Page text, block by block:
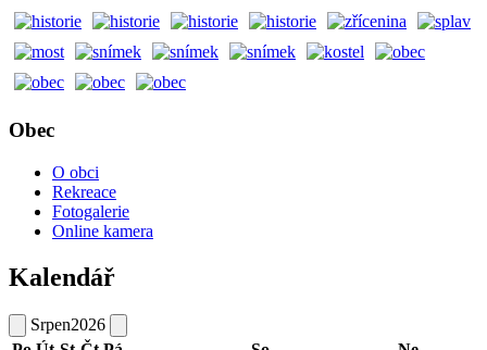
Obec
O obci
Rekreace
Fotogalerie
Online kamera
Kalendář
Srpen2026